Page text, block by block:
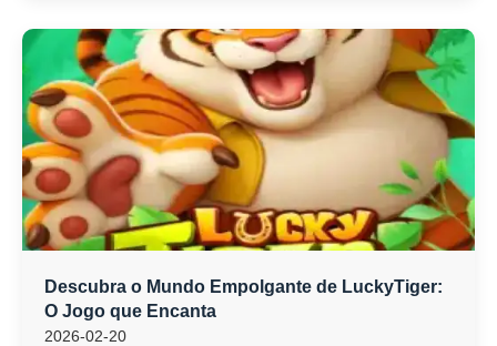
Descubra o Mundo Empolgante de LuckyTiger:
O Jogo que Encanta
2026-02-20